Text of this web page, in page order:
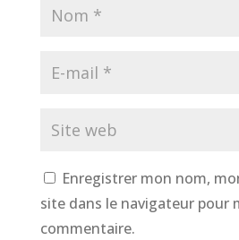
Enregistrer mon nom,
site dans le navigateur pour
commentaire.